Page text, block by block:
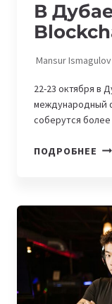
В
Mansur Ismagulov
22-23 октября в
международный
соберутся
ПОДРОБНЕЕ В